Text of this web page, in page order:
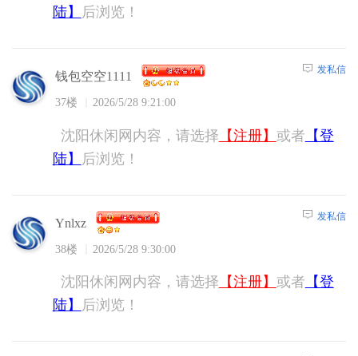
陆】 后浏览！
钱包空空1111
37楼 2026/5/28 9:21:00
发私信
沈阳休闲网内容，请选择 【注册】 或者 【登
陆】
后浏览！
Ynlxz
38楼 2026/5/28 9:30:00
发私信
沈阳休闲网内容，请选择 【注册】 或者 【登
陆】
后浏览！